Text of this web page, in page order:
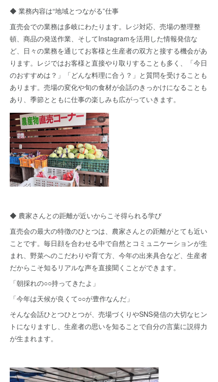
◆ 業務内容は“地域とつながる”仕事
直売会での業務は多岐にわたります。レジ対応、売場の整理整
頓、商品の発送作業、そしてInstagramを活用した情報発信な
ど、日々の業務を通じてお客様と生産者の双方と接する機会があ
ります。レジではお客様と直接やり取りすることも多く、「今日
のおすすめは？」「どんな料理に合う？」と質問を受けることも
あります。売場の変化や旬の食材が会話のきっかけになることも
あり、季節とともに仕事の楽しみも広がっていきます。
◆ 農家さんとの距離が近いからこそ得られる学び
直売会の最大の特徴のひとつは、農家さんとの距離がとても近い
ことです。毎日顔を合わせる中で自然とコミュニケーションが生
まれ、野菜へのこだわりや育て方、今年の出来具合など、生産者
だからこそ知るリアルな声を直接聞くことができます。
「朝採れの○○持ってきたよ」
「今年は天候が良くて○○が豊作なんだ」
そんな会話ひとつひとつが、売場づくりやSNS発信の大切なヒン
トになりますし、生産者の思いを知ることで自分の言葉に説得力
が生まれます。